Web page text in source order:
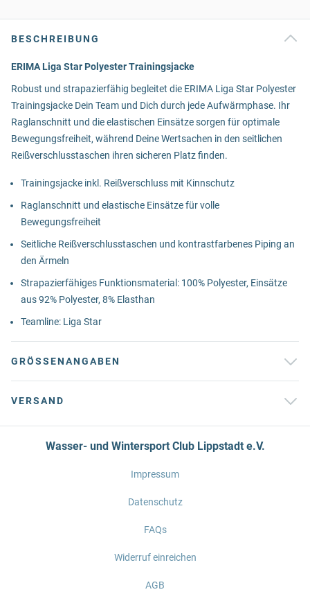
BESCHREIBUNG
ERIMA Liga Star Polyester Trainingsjacke
Robust und strapazierfähig begleitet die ERIMA Liga Star Polyester
Trainingsjacke Dein Team und Dich durch jede Aufwärmphase. Ihr
Raglanschnitt und die elastischen Einsätze sorgen für optimale
Bewegungsfreiheit, während Deine Wertsachen in den seitlichen
Reißverschlusstaschen ihren sicheren Platz finden.
Trainingsjacke inkl. Reißverschluss mit Kinnschutz
Raglanschnitt und elastische Einsätze für volle
Bewegungsfreiheit
Seitliche Reißverschlusstaschen und kontrastfarbenes Piping an
den Ärmeln
Strapazierfähiges Funktionsmaterial: 100% Polyester, Einsätze
aus 92% Polyester, 8% Elasthan
Teamline: Liga Star
GRÖSSENANGABEN
VERSAND
Wasser- und Wintersport Club Lippstadt e.V.
Impressum
Datenschutz
FAQs
Widerruf einreichen
AGB